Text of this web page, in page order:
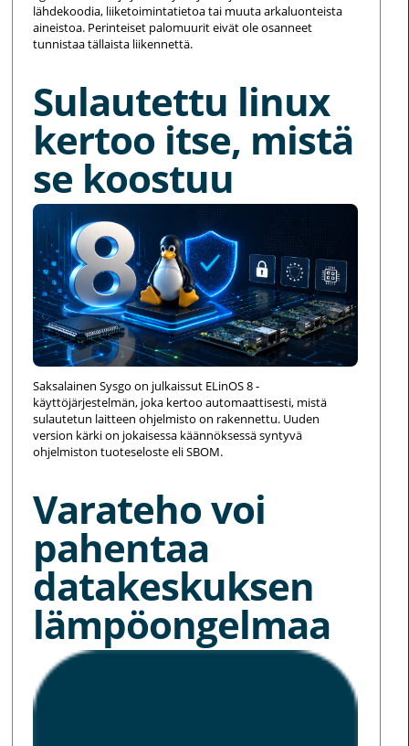
lähdekoodia, liiketoimintatietoa tai muuta arkaluonteista
aineistoa. Perinteiset palomuurit eivät ole osanneet
tunnistaa tällaista liikennettä.
Sulautettu linux
kertoo itse, mistä
se koostuu
Saksalainen Sysgo on julkaissut ELinOS 8 -
käyttöjärjestelmän, joka kertoo automaattisesti, mistä
sulautetun laitteen ohjelmisto on rakennettu. Uuden
version kärki on jokaisessa käännöksessä syntyvä
ohjelmiston tuoteseloste eli SBOM.
Varateho voi
pahentaa
datakeskuksen
lämpöongelmaa